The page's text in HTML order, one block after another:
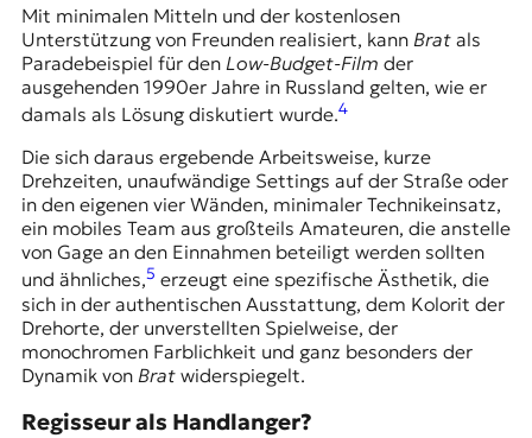
Mit minimalen Mitteln und der kostenlosen
Unterstützung von Freunden realisiert, kann Brat als
Paradebeispiel für den Low-Budget-Film der
ausgehenden 1990er Jahre in Russland gelten, wie er
damals als Lösung diskutiert wurde.4
Die sich daraus ergebende Arbeitsweise, kurze
Drehzeiten, unaufwändige Settings auf der Straße oder
in den eigenen vier Wänden, minimaler Technikeinsatz,
ein mobiles Team aus großteils Amateuren, die anstelle
von Gage an den Einnahmen beteiligt werden sollten
und ähnliches,5 erzeugt eine spezifische Ästhetik, die
sich in der authentischen Ausstattung, dem Kolorit der
Drehorte, der unverstellten Spielweise, der
monochromen Farblichkeit und ganz besonders der
Dynamik von Bratwiderspiegelt.
Regisseur als Handlanger?